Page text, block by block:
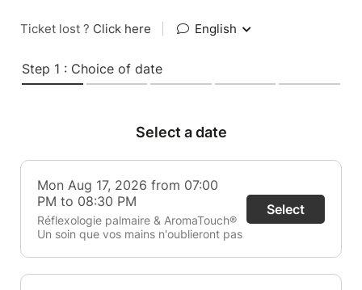
Ticket lost ? Click here English
Step 1 : Choice of date
Select a date
Mon Aug 17, 2026 from 07:00
PM to 08:30 PM
Réflexologie palmaire & AromaTouch®
Un soin que vos mains n'oublieront pas
Select